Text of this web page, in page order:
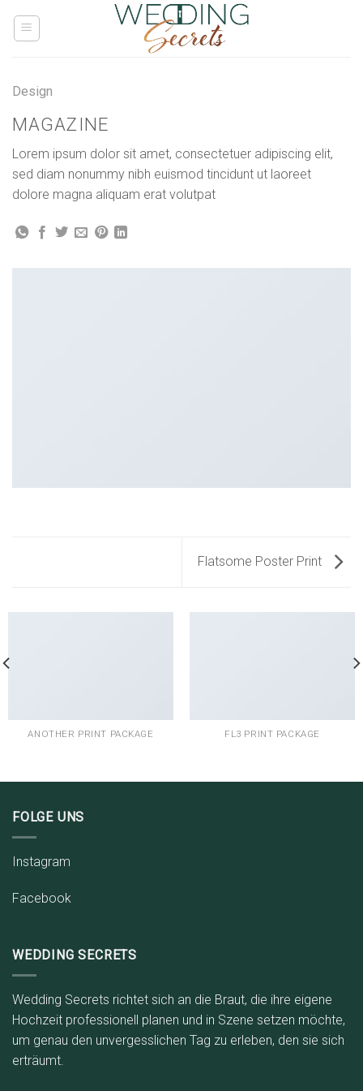
Design
MAGAZINE
Lorem ipsum dolor sit amet, consectetuer adipiscing elit,
sed diam nonummy nibh euismod tincidunt ut laoreet
dolore magna aliquam erat volutpat
Flatsome Poster Print
ANOTHER PRINT PACKAGE FL3 PRINT PACKAGE
FOLGE UNS
Instagram
Facebook
WEDDING SECRETS
Wedding Secrets richtet sich an die Braut, die ihre eigene
Hochzeit professionell planen und in Szene setzen möchte,
um genau den unvergesslichen Tag zu erleben, den sie sich
erträumt.